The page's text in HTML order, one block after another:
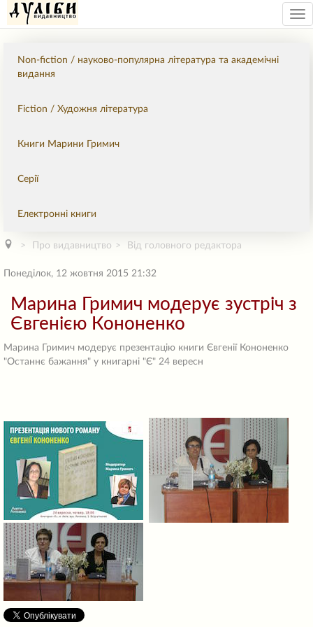
Non-fiction / науково-популярна література та академічні
видання
Fiction / Художня література
Книги Марини Гримич
Серії
Електронні книги
Про видавництво Від головного редактора
Понеділок, 12 жовтня 2015 21:32
Марина Гримич модерує зустріч з
Євгенією Кононенко
Марина Гримич модерує презентацію книги Євгенії Кононенко
"Останнє бажання" у книгарні "Є" 24 вересн